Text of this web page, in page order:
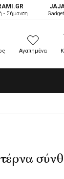
- Σήμανση
Αγαπημένα